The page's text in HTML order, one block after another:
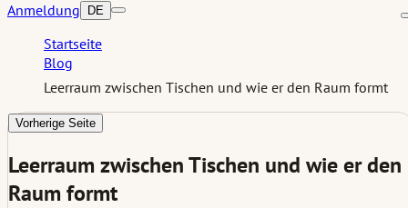
Anmeldung
DE
Startseite
Blog
Leerraum zwischen Tischen und wie er den Raum formt
Vorherige Seite
Leerraum zwischen Tischen und wie er den
Raum formt